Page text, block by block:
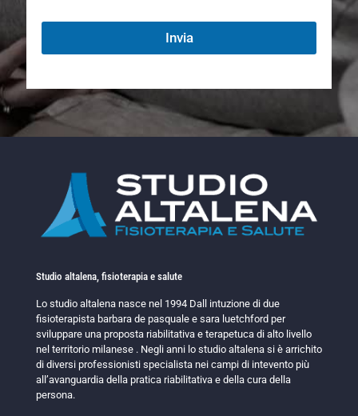
i
n
G
D
P
Invia
Studio altalena, fisioterapia e salute
Lo studio altalena nasce nel 1994 Dall intuzione di due
fisioterapista barbara de pasquale e sara luetchford per
sviluppare una proposta riabilitativa e terapetuca di alto livello
nel territorio milanese . Negli anni lo studio altalena si è arrichito
di diversi professionisti specialista nei campi di intevento più
all’avanguardia della pratica riabilitativa e della cura della
persona.